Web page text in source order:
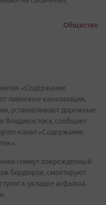
Общество
«Содержание
ливневые канализации,
устанавливают дорожные
Владивостока, сообщает
канал «Содержание
снимут поврежденный
бордюров, смонтируют
к укладке асфальта.